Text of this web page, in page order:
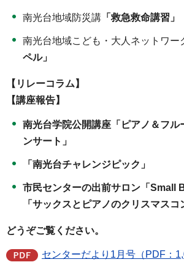
南光台地域防災講 「救急救命講習」
南光台地域こども・大人ネットワー
ペル」
【リレーコラム】
【講座報告】
南光台学院公開講座「ピアノ＆フル
ンサート」
「南光台チャレンジピック」
市民センターの出前サロン「Small
「サックスとピアノのクリスマスコ
どうぞご覧ください。
センターだより1月号（PDF：